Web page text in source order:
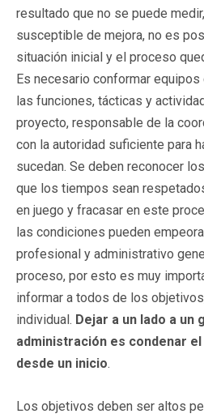
resultado que no se puede
susceptible de mejora, no es
situación inicial y el proceso
Es necesario conformar
las funciones, tácticas y
proyecto, responsable de la
con la autoridad suficiente para
sucedan. Se deben reconocer
que los tiempos sean
en juego y fracasar en este
las condiciones pueden
profesional y administrativo
proceso, por esto es muy
informar a todos de los
individual. Dejar a un lado a un
administración es condenar
desde un inicio.
Los objetivos deben ser altos